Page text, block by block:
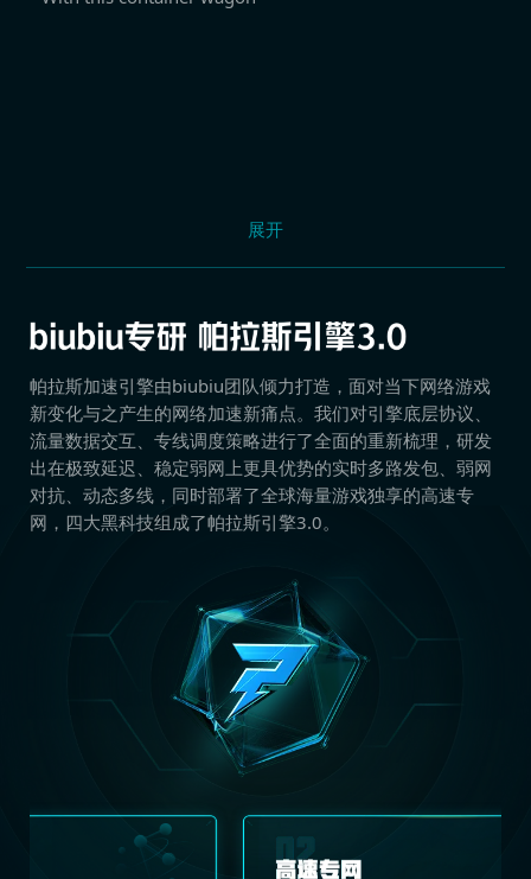
展开
帕拉斯加速引擎由biubiu团队倾力打造，面对当下网络游戏
新变化与之产生的网络加速新痛点。我们对引擎底层协议、
流量数据交互、专线调度策略进行了全面的重新梳理，研发
出在极致延迟、稳定弱网上更具优势的实时多路发包、弱网
对抗、动态多线，同时部署了全球海量游戏独享的高速专
网，四大黑科技组成了帕拉斯引擎3.0。